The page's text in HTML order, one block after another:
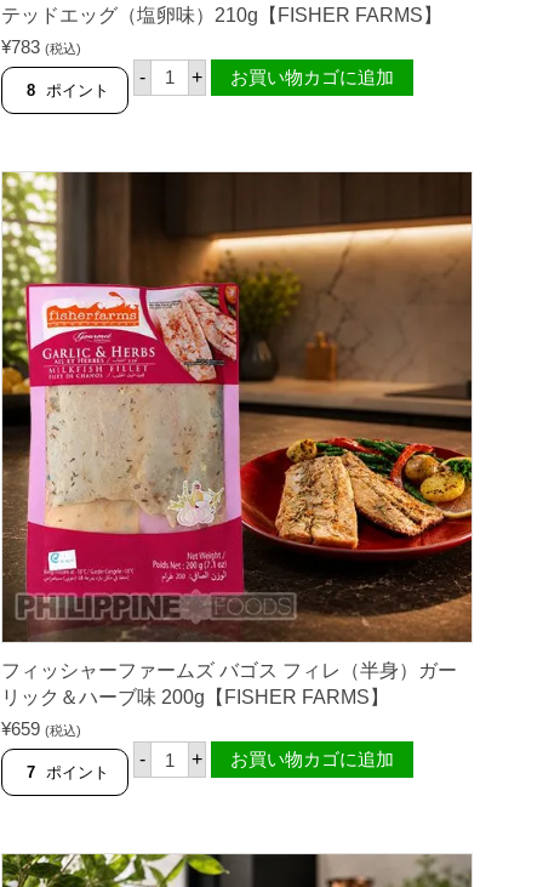
テッドエッグ（塩卵味）210g【FISHER FARMS】
¥783 (税込)
8 ポイント
- フ
ィ
ム
ュ
リ
ン
プ
ポ
ッ
パ
ー
ズ
ソ
ル
テ
ッ
エ
ッ
グ
（
塩
卵
味
）
1
S
H
+ お買い物カゴに追加
フィッシャーファームズ バゴス フィレ（半身）ガー
リック＆ハーブ味 200g【FISHER FARMS】
¥659 (税込)
7 ポイント
- フ
ィ
フ
+ お買い物カゴに追加